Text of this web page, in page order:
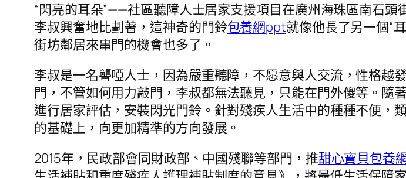
“閃亮的耳朵”——社區聽障人士居家支援項目在廣州海珠區南石
李叔興奮地比劃著，這神奇的門鈴包養網ppt就像他長了另一個“
街坊鄰居來串門的機會也多了。
李叔是一名聾啞人士，因為嚴重聽障，不愿意與人交流，性格越
門，不管如何用力敲門，李叔都無法聽見，只能在門外傻等。
進行居家評估，安裝閃光門鈴。針對殘疾人生活中的種種不便，
的基礎上，向更加精準的方向發展。
2015年，民政部會同財政部、中國殘聯等部門，推甜心寶貝包養